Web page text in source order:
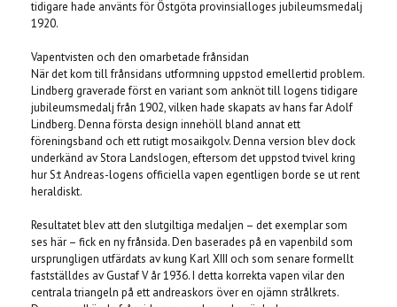
tidigare hade använts för Östgöta provinsialloges jubileumsmedalj
1920.
Vapentvisten och den omarbetade frånsidan
När det kom till frånsidans utformning uppstod emellertid problem.
Lindberg graverade först en variant som anknöt till logens tidigare
jubileumsmedalj från 1902, vilken hade skapats av hans far Adolf
Lindberg. Denna första design innehöll bland annat ett
föreningsband och ett rutigt mosaikgolv. Denna version blev dock
underkänd av Stora Landslogen, eftersom det uppstod tvivel kring
hur S:t Andreas-logens officiella vapen egentligen borde se ut rent
heraldiskt.
Resultatet blev att den slutgiltiga medaljen – det exemplar som
ses här – fick en ny frånsida. Den baserades på en vapenbild som
ursprungligen utfärdats av kung Karl XIII och som senare formellt
fastställdes av Gustaf V år 1936. I detta korrekta vapen vilar den
centrala triangeln på ett andreaskors över en ojämn strålkrets.